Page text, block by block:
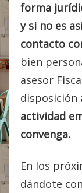
forma
y si no es
contacto
bien
asesor
disposición
actividad
convenga.
En los
dándote